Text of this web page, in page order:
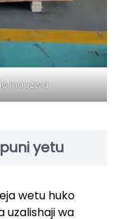
Inauzwa
yetu
wetu huko
wa